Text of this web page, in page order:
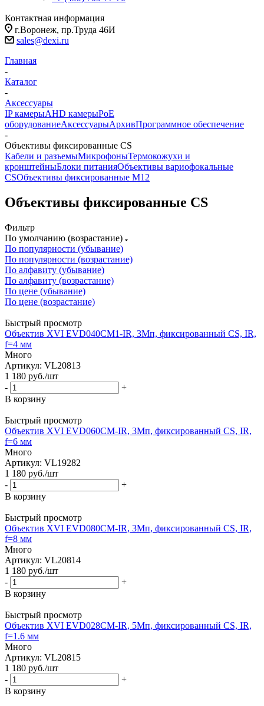
Контактная информация
г.Воронеж, пр.Труда 46И
sales@dexi.ru
Главная
-
Каталог
-
Аксессуары
IP камерыAHD камерыPoE
оборудованиеАксессуарыАрхивПрограммное обеспечение
-
Объективы фиксированные CS
Кабели и разъемыМикрофоныТермокожухи и
кронштейныБлоки питанияОбъективы вариофокальные
CSОбъективы фиксированные М12
Объективы фиксированные CS
Фильтр
По умолчанию (возрастание)
По популярности (убывание)
По популярности (возрастание)
По алфавиту (убывание)
По алфавиту (возрастание)
По цене (убывание)
По цене (возрастание)
Быстрый просмотр
Объектив XVI EVD040CM1-IR, 3Мп, фиксированный CS, IR,
f=4 мм
Много
Артикул: VL20813
1 180 руб./шт
-
+
В корзину
Быстрый просмотр
Объектив XVI EVD060CM-IR, 3Мп, фиксированный CS, IR,
f=6 мм
Много
Артикул: VL19282
1 180 руб./шт
-
+
В корзину
Быстрый просмотр
Объектив XVI EVD080CM-IR, 3Мп, фиксированный CS, IR,
f=8 мм
Много
Артикул: VL20814
1 180 руб./шт
-
+
В корзину
Быстрый просмотр
Объектив XVI EVD028CM-IR, 5Мп, фиксированный CS, IR,
f=1.6 мм
Много
Артикул: VL20815
1 180 руб./шт
-
+
В корзину